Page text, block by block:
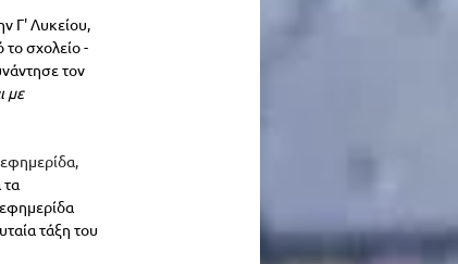
Γ' Λυκείου,
το σχολείο -
τον
με
τα
τάξη του